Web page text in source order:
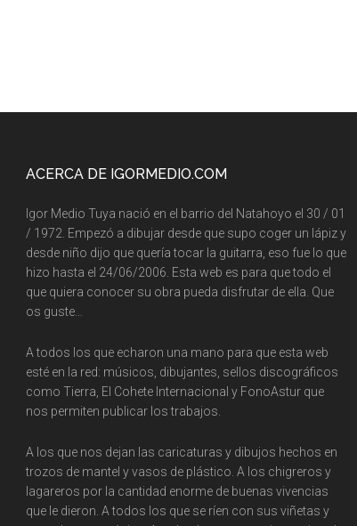
ACERCA DE IGORMEDIO.COM
Igor Medio Tuya nació en el barrio del Natahoyo el 30 / 01
/ 1972. Empezó a dibujar desde que supo coger un lápiz y
desde niño dijo que quería tocar la guitarra, eso fue lo que
hizo hasta el 24/06/2006. Esta web es para que todo el
que quiera conocer su obra pueda disfrutar de ella. Que
os guste…
A todos los que echaron una mano para que esta web
esté en la red: músicos, dibujantes, sellos discográficos
como Tierra, El Cohete Internacional y FonoAstur que
nos permiten publicar los trabajos.
A los que nos dejan las caricaturas y dibujos hechos en
trozos de mantel y vasos de plástico. A los chigreros y
lagareros por la cantidad enorme de buenas vivencias
que le dieron. A todos los que se ríen con sus viñetas y